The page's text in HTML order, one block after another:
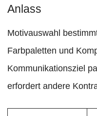
Anlass
Motivauswahl
Farbpaletten und
Kommunikationsziel
erfordert andere